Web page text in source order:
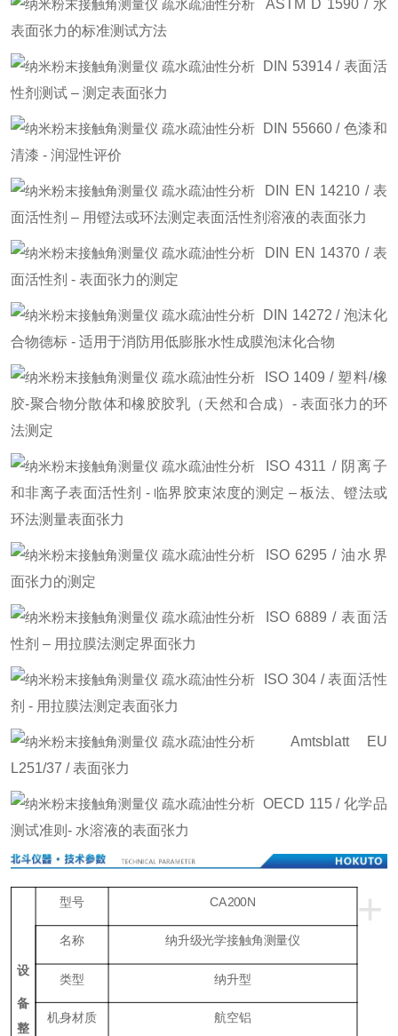
ASTM D 1590 / 水
表面张力的标准测试方法
DIN 53914 / 表面活
性剂测试 – 测定表面张力
DIN 55660 / 色漆和
清漆 - 润湿性评价
DIN EN 14210 / 表
面活性剂 – 用镫法或环法测定表面活性剂溶液的表面张力
DIN EN 14370 / 表
面活性剂 - 表面张力的测定
DIN 14272 / 泡沫化
合物德标 - 适用于消防用低膨胀水性成膜泡沫化合物
ISO 1409 / 塑料/橡
胶-聚合物分散体和橡胶胶乳（天然和合成）- 表面张力的环
法测定
ISO 4311 / 阴离子
和非离子表面活性剂 - 临界胶束浓度的测定 – 板法、镫法或
环法测量表面张力
ISO 6295 / 油水界
面张力的测定
ISO 6889 / 表面活
性剂 – 用拉膜法测定界面张力
ISO 304 / 表面活性
剂 - 用拉膜法测定表面张力
Amtsblatt EU
L251/37 / 表面张力
OECD 115 / 化学品
测试准则- 水溶液的表面张力
+
设
备
整
型号 CA200N
名称 纳升级光学接触角测量仪
类型 纳升型
机身材质 航空铝